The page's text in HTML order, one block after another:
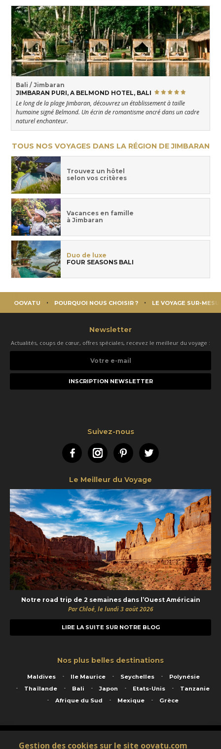
Bali / Jimbaran
JIMBARAN PURI, A BELMOND HOTEL, BALI
Le long de la plage Jimbaran, découvrez un établissement à taille
humaine signé Belmond. Un écrin de romantisme ancré dans un cadre
naturel enchanteur.
TOUS NOS VOYAGES DANS LA RÉGION DE JIMBARAN
Trouvez un hôtel
selon vos critères
Vacances en famille
à Jimbaran
Duo de luxe
FOUR SEASONS BALI
OOVATU POURQUOI NOUS CHOISIR ? LE VOYAGE SUR-
Newsletter
Actualités, coups de cœur, offres spéciales, recevez le meilleur du voyage :
e-
Suivez-nous
FacebookInstagramPinterestTwitter
Le Meilleur du Voyage
Notre road trip de 2 semaines dans l’Ouest Américain
Par Chloé, le lundi 3 août 2026
LIRE LA SUITE SUR NOTRE BLOG
Nos plus belles destinations
Maldives Ile Maurice Seychelles
Polynésie
Thaïlande
Bali Japon Etats-Unis
Tanzanie
Afrique du Sud
Mexique Grèce
Service animé par Nautil Voyages - 22 rue Georges Picquart 75017 Paris - S.A.S
Gestion des cookies sur le site oovatu.com